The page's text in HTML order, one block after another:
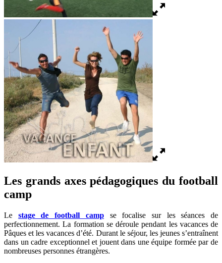
Les grands axes pédagogiques du football
camp
Le stage de football campse focalise sur les séances de
perfectionnement. La formation se déroule pendant les vacances de
Pâques et les vacances d’été. Durant le séjour, les jeunes s’entraînent
dans un cadre exceptionnel et jouent dans une équipe formée par de
nombreuses personnes étrangères.